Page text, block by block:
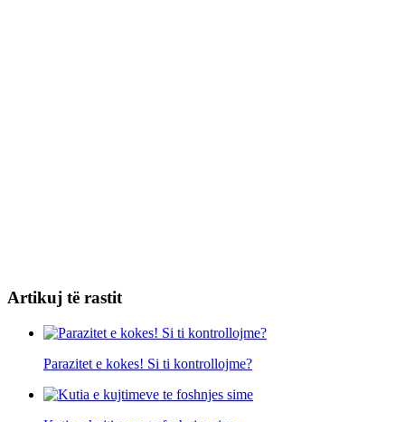
Artikuj të rastit
Parazitet e kokes! Si ti kontrollojme?